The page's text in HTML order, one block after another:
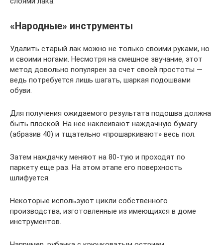
«Народные» инструменты
Удалить старый лак можно не только своими руками, но
и своими ногами. Несмотря на смешное звучание, этот
метод довольно популярен за счет своей простоты —
ведь потребуется лишь шагать, шаркая подошвами
обуви.
Для получения ожидаемого результата подошва должна
быть плоской. На нее наклеивают наждачную бумагу
(абразив 40) и тщательно «прошаркивают» весь пол.
Затем наждачку меняют на 80-тую и проходят по
паркету еще раз. На этом этапе его поверхность
шлифуется.
Некоторые используют цикли собственного
производства, изготовленные из имеющихся в доме
инструментов.